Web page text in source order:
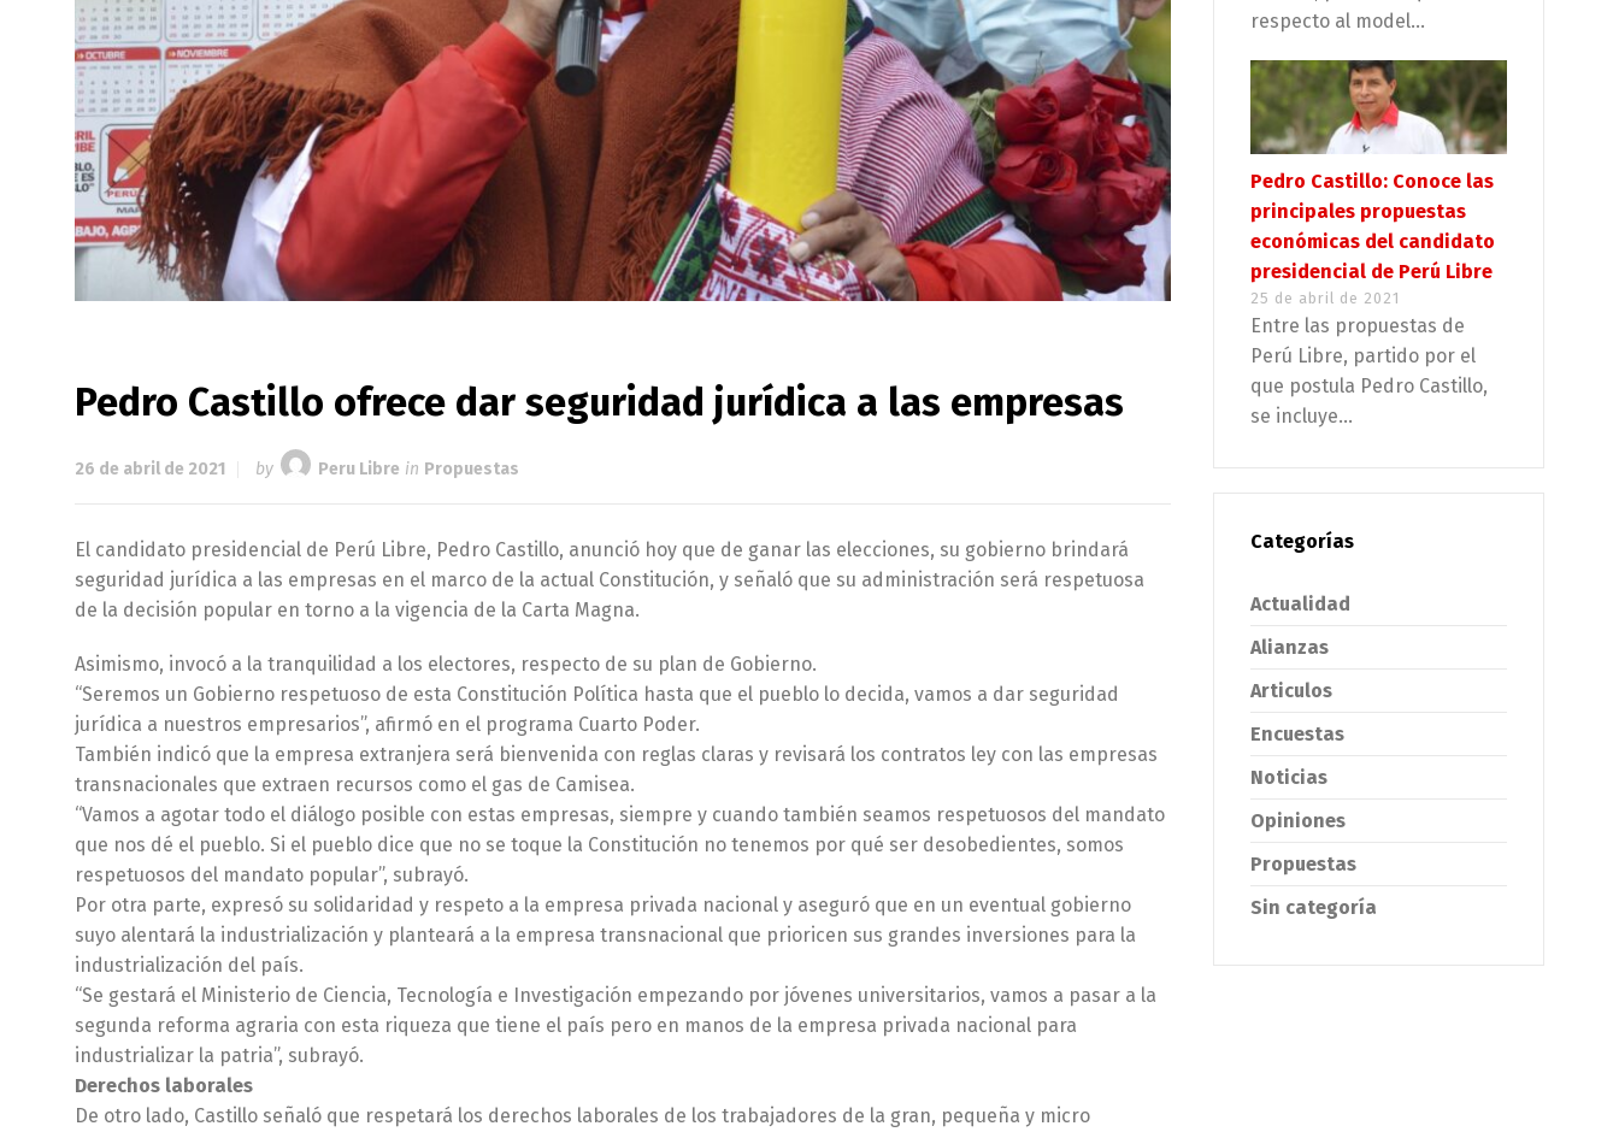
Pedro Castillo ofrece dar seguridad jurídica a las empresas
26 de abril de 2021 by Peru Libre in Propuestas
El candidato presidencial de Perú Libre, Pedro Castillo, anunció hoy que de ganar las elecciones, su gobierno brindará
seguridad jurídica a las empresas en el marco de la actual Constitución, y señaló que su administración será respetuosa
de la decisión popular en torno a la vigencia de la Carta Magna.
Asimismo, invocó a la tranquilidad a los electores, respecto de su plan de Gobierno.
“Seremos un Gobierno respetuoso de esta Constitución Política hasta que el pueblo lo decida, vamos a dar seguridad
jurídica a nuestros empresarios”, afirmó en el programa Cuarto Poder.
También indicó que la empresa extranjera será bienvenida con reglas claras y revisará los contratos ley con las empresas
transnacionales que extraen recursos como el gas de Camisea.
“Vamos a agotar todo el diálogo posible con estas empresas, siempre y cuando también seamos respetuosos del mandato
que nos dé el pueblo. Si el pueblo dice que no se toque la Constitución no tenemos por qué ser desobedientes, somos
respetuosos del mandato popular”, subrayó.
Por otra parte, expresó su solidaridad y respeto a la empresa privada nacional y aseguró que en un eventual gobierno
suyo alentará la industrialización y planteará a la empresa transnacional que prioricen sus grandes inversiones para la
industrialización del país.
“Se gestará el Ministerio de Ciencia, Tecnología e Investigación empezando por jóvenes universitarios, vamos a pasar a la
segunda reforma agraria con esta riqueza que tiene el país pero en manos de la empresa privada nacional para
industrializar la patria”, subrayó.
Derechos laborales
De otro lado, Castillo señaló que respetará los derechos laborales de los trabajadores de la gran, pequeña y micro
respecto al model...
Pedro Castillo: Conoce las
principales propuestas
económicas del candidato
presidencial de Perú Libre
25 de abril de 2021
Entre las propuestas de
Perú Libre, partido por el
que postula Pedro Castillo,
se incluye...
Categorías
Actualidad
Alianzas
Articulos
Encuestas
Noticias
Opiniones
Propuestas
Sin categoría